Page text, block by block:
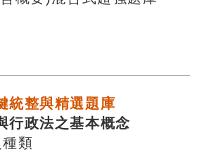
整與精選題庫
政法之基本概念
類